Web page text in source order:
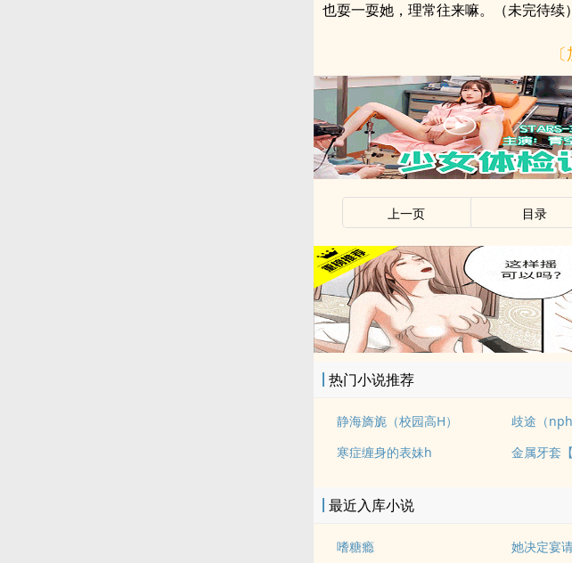
也耍一耍她，理常往来嘛。（未完待续）
上一页 目录
热门小说推荐
静海旖旎（校园高H） 歧途（nph
寒症缠身的表妹h
金属牙套
最近入库小说
嗜糖瘾